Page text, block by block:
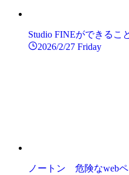
Studio FINEができるこ
2026/2/27 Friday
ノートン 危険なweb